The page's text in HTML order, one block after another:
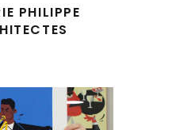
PHILIPPE